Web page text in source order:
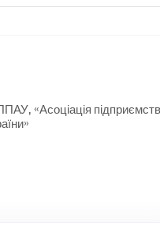
«Асоціація